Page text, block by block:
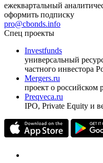
ежеквартальный
оформить подписку
pro@cbonds.info
Спец проекты
Investfunds
универсальный
частного инвестора
Mergers.ru
проект о российском
Preqveca.ru
IPO, Private Equity и